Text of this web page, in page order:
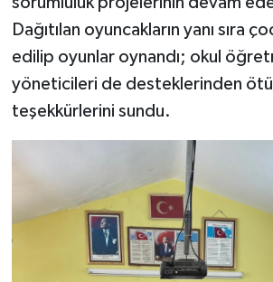
Dağıtılan oyuncakların yanı sıra
edilip oyunlar oynandı; okul
yöneticileri de desteklerinden
teşekkürlerini sundu.